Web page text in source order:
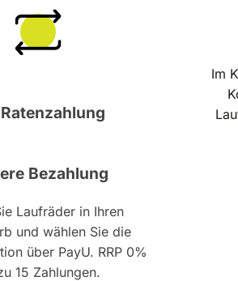
Bezahlung
Laufräder in Ihren
und wählen Sie die
über PayU. RRP 0%
15 Zahlungen.
Im